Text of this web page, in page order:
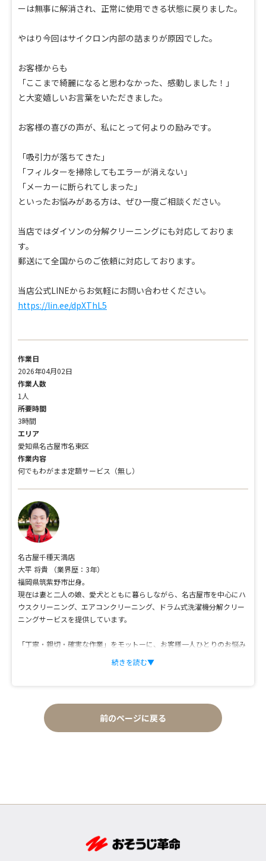
ーは無事に解消され、正常に使用できる状態に戻りました。
やはり今回はサイクロン内部の詰まりが原因でした。
お客様からも
「ここまで綺麗になると思わなかった、感動しました！」
と大変嬉しいお言葉をいただきました。
お客様の喜びの声が、私にとって何よりの励みです。
「吸引力が落ちてきた」
「フィルターを掃除してもエラーが消えない」
「メーカーに断られてしまった」
といったお悩みがある方は、ぜひ一度ご相談ください。
当店ではダイソンの分解クリーニングにも対応しておりま
す。
郵送にて全国からのご依頼に対応しております。
当店公式LINEからお気軽にお問い合わせください。
https://lin.ee/dpXThL5
作業日
2026年04月02日
作業人数
1人
所要時間
3時間
エリア
愛知県名古屋市名東区
作業内容
何でもわがまま定額サービス（無し）
名古屋千種天満店
大平 将貴 （業界歴：3年）
福岡県筑紫野市出身。
現在は妻と二人の娘、愛犬とともに暮らしながら、名古屋市を中心にハ
ウスクリーニング、エアコンクリーニング、ドラム式洗濯機分解クリー
ニングサービスを提供しています。
「丁寧・親切・確実な作業」をモットーに、お客様一人ひとりのお悩み
に真摯に向き合い、快適で健康的な住環境づくりをサポートしていま
ど専門技術を活かした高品質なサービスにこだわっています。
プロの現場で培った経験をもとに、エアコン・洗濯機・水回りのお掃除
続きを読む▼
前のページに戻る